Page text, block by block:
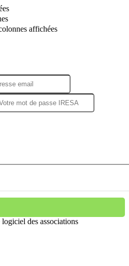
affichées
des associations